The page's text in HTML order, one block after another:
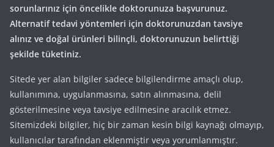
sorunlarınız için öncelikle doktorunuza başvurunuz.
Alternatif tedavi yöntemleri için doktorunuzdan tavsiye
alınız ve doğal ürünleri bilinçli, doktorunuzun belirttiği
şekilde tüketiniz.
Sitede yer alan bilgiler sadece bilgilendirme amaçlı olup,
kullanımına, uygulanmasına, satın alınmasına, delil
gösterilmesine veya tavsiye edilmesine aracılık etmez.
Sitemizdeki bilgiler, hiç bir zaman kesin bilgi kaynağı olmayıp,
kullanıcılar tarafından eklenmiştir veya yorumlanmıştır.